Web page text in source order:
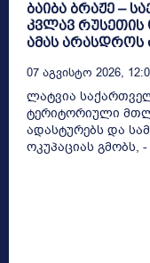
ბაიბა ბრაჟე –
კვლავ რუსეთის
ამას არასდროს
07 Აგვისტო 2026,
ლატვია
ტერიტორიული
ადასტურებს და
ოკუპაციას გმობს, -